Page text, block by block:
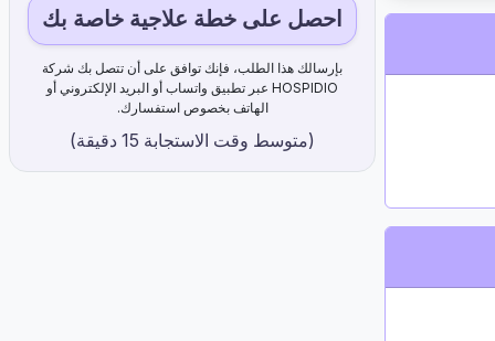
احصل على خطة علاجية خاصة بك
بإرسالك هذا الطلب، فإنك توافق على أن تتصل بك شركة
HOSPIDIO عبر تطبيق واتساب أو البريد الإلكتروني أو
الهاتف بخصوص استفسارك.
(متوسط ​​وقت الاستجابة 15 دقيقة)